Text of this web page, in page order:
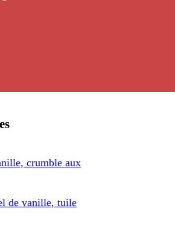
crumble aux
de vanille, tuile